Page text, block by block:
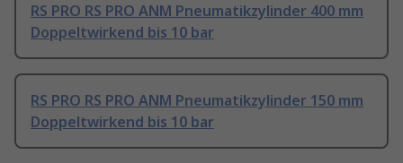
RS PRO RS PRO ANM Pneumatikzylinder 400 mm
Doppeltwirkend bis 10 bar
RS PRO RS PRO ANM Pneumatikzylinder 150 mm
Doppeltwirkend bis 10 bar